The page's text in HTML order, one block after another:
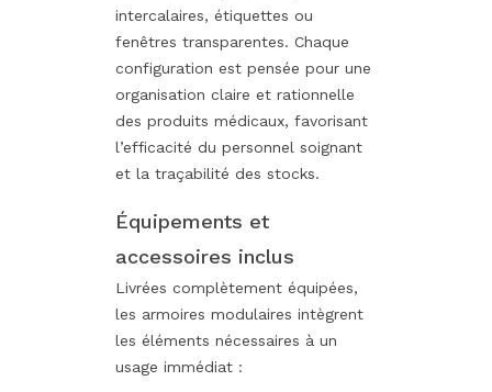
intercalaires, étiquettes ou
fenêtres transparentes. Chaque
configuration est pensée pour une
organisation claire et rationnelle
des produits médicaux, favorisant
l’efficacité du personnel soignant
et la traçabilité des stocks.
Équipements et
accessoires inclus
Livrées complètement équipées,
les armoires modulaires intègrent
les éléments nécessaires à un
usage immédiat :